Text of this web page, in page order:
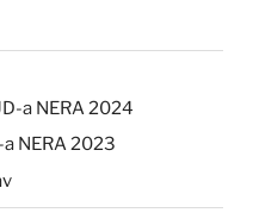
a NERA 2024
NERA 2023